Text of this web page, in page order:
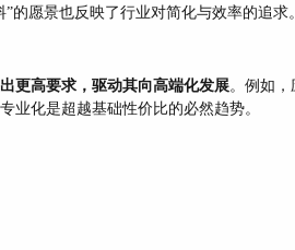
”的愿景也反映了行业对简化与效率的追
更高要求，驱动其向高端化发展。例如，
业化是超越基础性价比的必然趋势。